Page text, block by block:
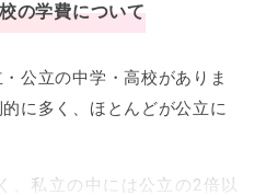
の学費について
公立の中学・高校がありま
に多く、ほとんどが公立に
、私立の中には公立の2倍以